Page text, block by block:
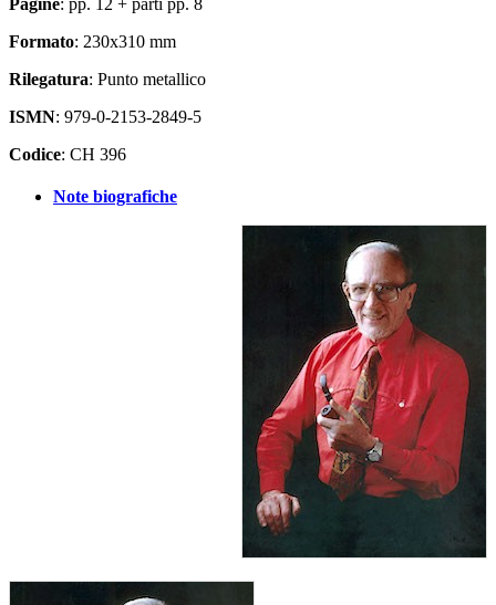
Pagine: pp. 12 + parti pp. 8
Formato: 230x310 mm
Rilegatura: Punto metallico
ISMN: 979-0-2153-2849-5
Codice: CH 396
Note biografiche